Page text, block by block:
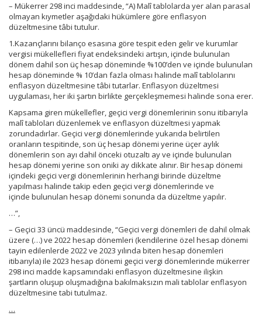
– Mükerrer 298 inci maddesinde, “A) Malî tablolarda yer alan parasal
olmayan kıymetler aşağıdaki hükümlere göre enflasyon
düzeltmesine tâbi tutulur.
1.Kazançlarını bilanço esasına göre tespit eden gelir ve kurumlar
vergisi mükellefleri fiyat endeksindeki artışın, içinde bulunulan
dönem dahil son üç hesap döneminde %100’den ve içinde bulunulan
hesap döneminde % 10’dan fazla olması halinde malî tablolarını
enflasyon düzeltmesine tâbi tutarlar. Enflasyon düzeltmesi
uygulaması, her iki şartın birlikte gerçekleşmemesi halinde sona erer.
Kapsama giren mükellefler, geçici vergi dönemlerinin sonu itibarıyla
malî tabloları düzenlemek ve enflasyon düzeltmesi yapmak
zorundadırlar. Geçici vergi dönemlerinde yukarıda belirtilen
oranların tespitinde, son üç hesap dönemi yerine üçer aylık
dönemlerin son ayı dahil önceki otuzaltı ay ve içinde bulunulan
hesap dönemi yerine son oniki ay dikkate alınır. Bir hesap dönemi
içindeki geçici vergi dönemlerinin herhangi birinde düzeltme
yapılması halinde takip eden geçici vergi dönemlerinde ve
içinde bulunulan hesap dönemi sonunda da düzeltme yapılır.
…”,
– Geçici 33 üncü maddesinde, “Geçici vergi dönemleri de dahil olmak
üzere (…) ve 2022 hesap dönemleri (kendilerine özel hesap dönemi
tayin edilenlerde 2022 ve 2023 yılında biten hesap dönemleri
itibarıyla) ile 2023 hesap dönemi geçici vergi dönemlerinde mükerrer
298 inci madde kapsamındaki enflasyon düzeltmesine ilişkin
şartların oluşup oluşmadığına bakılmaksızın mali tablolar enflasyon
düzeltmesine tabi tutulmaz.
…